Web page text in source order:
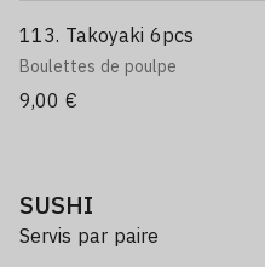
113. Takoyaki 6pcs
Boulettes de poulpe
9,00 €
SUSHI
Servis par paire